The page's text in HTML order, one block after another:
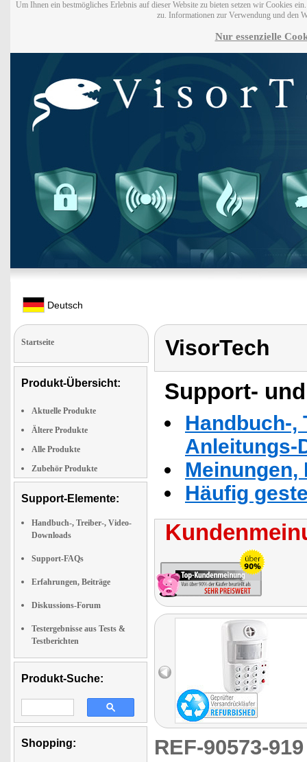
Um Ihnen ein bestmögliches Erlebnis auf dieser Website zu bieten setzen wir Cookies
zu. Informationen zur Verwendung und den
Nur essenzielle
Deutsch
Startseite
Produkt-Übersicht:
Aktuelle Produkte
Ältere Produkte
Alle Produkte
Zubehör Produkte
Support-Elemente:
Handbuch-, Treiber-, Video-
Downloads
Support-FAQs
Erfahrungen, Beiträge
Diskussions-Forum
Testergebnisse aus Tests &
Testberichten
Produkt-Suche:
Shopping:
VisorTech
Support-
Handbuch-,
Anleitungs-
Häufig
REF-90573-